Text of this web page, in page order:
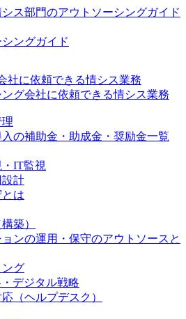
ス部門のアウトソーシングガイド
ングガイド
社に依頼できる情シス業務
グ会社に依頼できる情シス業務
の補助金・助成金・奨励金一覧
IT監視
設計
は
築）
ンの運用・保守のアウトソースと
ング
デジタル戦略
（ヘルプデスク）